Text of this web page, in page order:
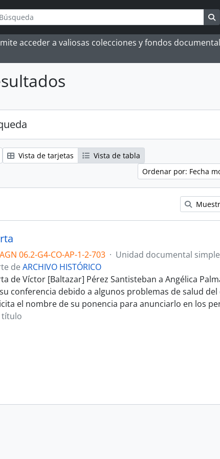
options
acceder a valiosas colecciones y fondos
Vista de tarjetas
Vista de tabla
Ordenar por: Fecha
06.2-G4-CO-AP-1-2-703 · Unidad documental simple
de ARCHIVO HISTÓRICO
de Víctor [Baltazar] Pérez Santisteban a Angélica
conferencia debido a algunos problemas de salud
el nombre de su ponencia para anunciarlo en los
título